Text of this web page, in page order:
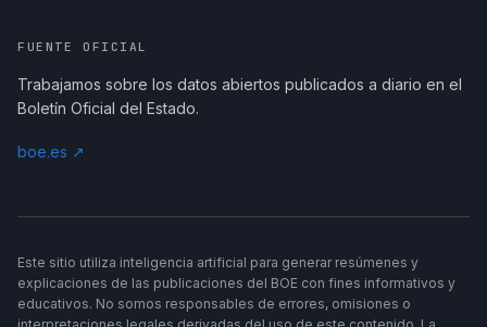
FUENTE OFICIAL
Trabajamos sobre los datos abiertos publicados a diario en el
Boletín Oficial del Estado.
boe.es ↗
Este sitio utiliza inteligencia artificial para generar resúmenes y
explicaciones de las publicaciones del BOE con fines informativos y
educativos. No somos responsables de errores, omisiones o